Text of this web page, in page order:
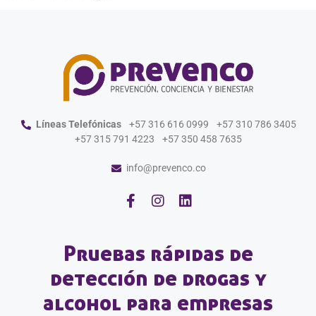
Líneas Telefónicas +57 316 616 0999
+57 310 786 3405
+57 315 791 4223
+57 350 458 7635
info@prevenco.co
Pruebas rápidas de
detección de drogas y
alcohol para empresas